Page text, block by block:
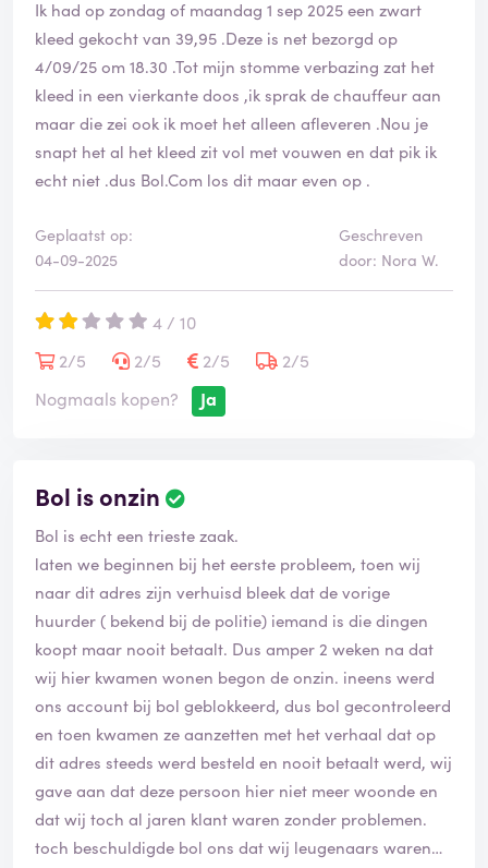
Ik had op zondag of maandag 1 sep 2025 een zwart
kleed gekocht van 39,95 .Deze is net bezorgd op
4/09/25 om 18.30 .Tot mijn stomme verbazing zat het
kleed in een vierkante doos ,ik sprak de chauffeur aan
maar die zei ook ik moet het alleen afleveren .Nou je
snapt het al het kleed zit vol met vouwen en dat pik ik
echt niet .dus Bol.Com los dit maar even op .
Geplaatst op:
04-09-2025
Geschreven
door: Nora W.
4 / 10
2/5
2/5 2/5
2/5
Nogmaals kopen?
Ja
Bol is onzin
Bol is echt een trieste zaak.
laten we beginnen bij het eerste probleem, toen wij
naar dit adres zijn verhuisd bleek dat de vorige
huurder ( bekend bij de politie) iemand is die dingen
koopt maar nooit betaalt. Dus amper 2 weken na dat
wij hier kwamen wonen begon de onzin. ineens werd
ons account bij bol geblokkeerd, dus bol gecontroleerd
en toen kwamen ze aanzetten met het verhaal dat op
dit adres steeds werd besteld en nooit betaalt werd, wij
gave aan dat deze persoon hier niet meer woonde en
dat wij toch al jaren klant waren zonder problemen.
toch beschuldigde bol ons dat wij leugenaars waren